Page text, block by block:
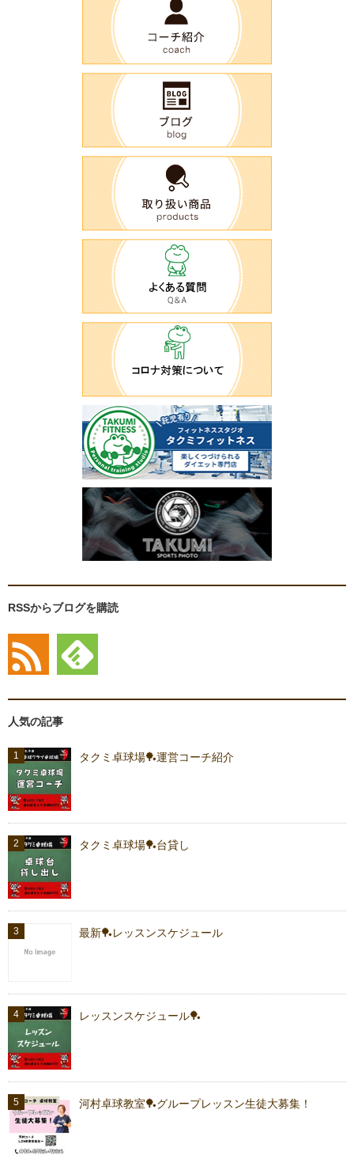
RSSからブログを購読
人気の記事
タクミ卓球場🏓運営コーチ紹介
タクミ卓球場🏓台貸し
最新🏓レッスンスケジュール
レッスンスケジュール🏓
河村卓球教室🏓グループレッスン生徒大募集！